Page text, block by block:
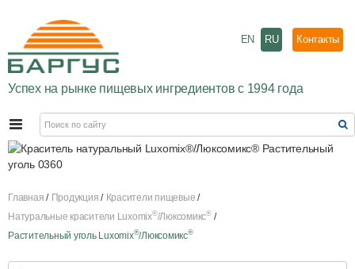
Успех на рынке пищевых ингредиентов с 1994 года
EN RU Контакты
Главная Продукция
Красители пищевые
Натуральные красители Luxomix®/Люксомикс®
Растительный уголь Luxomix®/Люксомикс®